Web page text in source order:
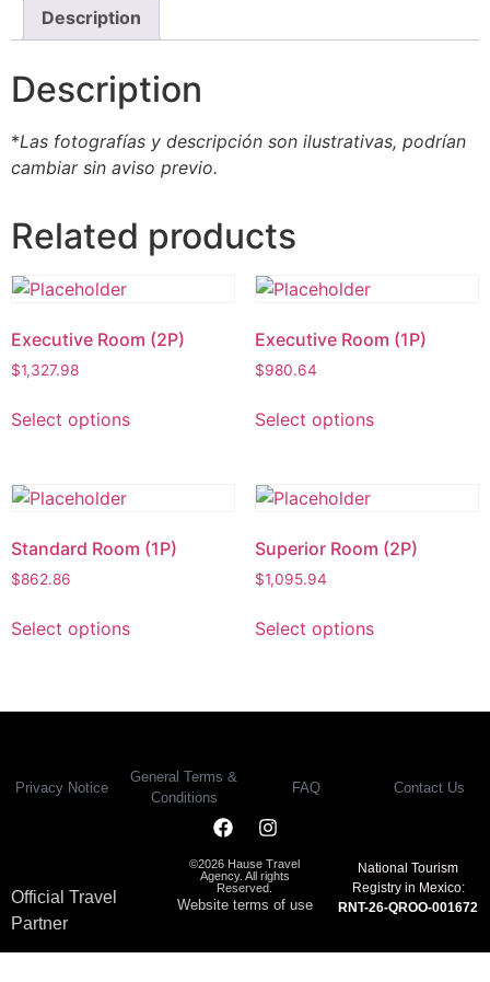
Description
Description
*Las fotografías y descripción son ilustrativas, podrían
cambiar sin aviso previo.
Related products
Executive Room (2P)
$1,327.98
Select options
Executive Room (1P)
$980.64
Select options
Standard Room (1P)
$862.86
Select options
Superior Room (2P)
$1,095.94
Select options
Privacy Notice
General Terms &
Conditions
FAQ Contact Us
Official Travel
Partner
©2026 Hause Travel
Agency. All rights
Reserved.
Website terms of use
National Tourism
Registry in Mexico:
RNT-26-QROO-001672